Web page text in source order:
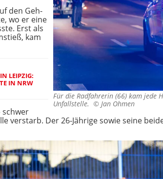
Für die Radfahrerin (66) kam jede
Unfallstelle. © Jan Ohmen
den Geh-
wo er eine
Erst als
kam
LEIPZIG:
IN NRW
schwer
verstarb. Der 26-Jährige sowie seine